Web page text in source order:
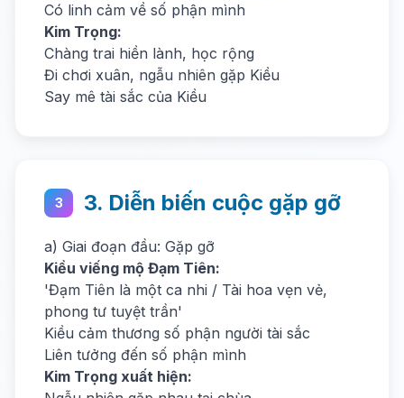
Có linh cảm về số phận mình
Kim Trọng:
Chàng trai hiền lành, học rộng
Đi chơi xuân, ngẫu nhiên gặp Kiều
Say mê tài sắc của Kiều
3 3. Diễn biến cuộc gặp gỡ
a) Giai đoạn đầu: Gặp gỡ
Kiều viếng mộ Đạm Tiên:
'Đạm Tiên là một ca nhi / Tài hoa vẹn vẻ,
phong tư tuyệt trần'
Kiều cảm thương số phận người tài sắc
Liên tưởng đến số phận mình
Kim Trọng xuất hiện: